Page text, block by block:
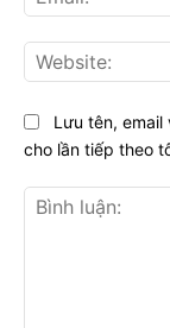
Lưu tên,
cho lần tiếp theo